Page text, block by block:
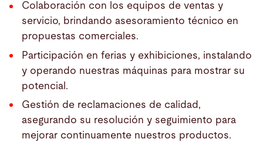
Colaboración con los equipos de ventas y
servicio, brindando asesoramiento técnico en
propuestas comerciales.
Participación en ferias y exhibiciones, instalando
y operando nuestras máquinas para mostrar su
potencial.
Gestión de reclamaciones de calidad,
asegurando su resolución y seguimiento para
mejorar continuamente nuestros productos.